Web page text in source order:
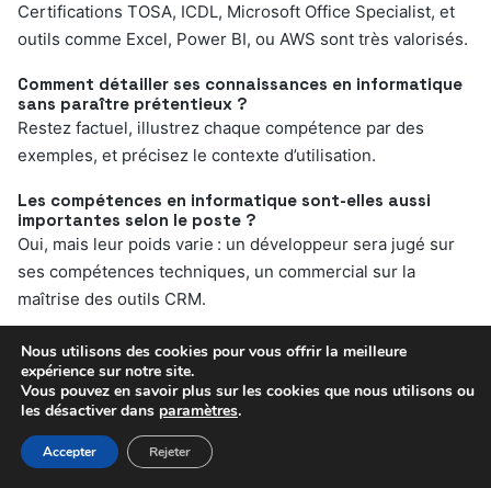
Certifications TOSA, ICDL, Microsoft Office Specialist, et
outils comme Excel, Power BI, ou AWS sont très valorisés.
Comment détailler ses connaissances en informatique
sans paraître prétentieux ?
Restez factuel, illustrez chaque compétence par des
exemples, et précisez le contexte d’utilisation.
Les compétences en informatique sont-elles aussi
importantes selon le poste ?
Oui, mais leur poids varie : un développeur sera jugé sur
ses compétences techniques, un commercial sur la
maîtrise des outils CRM.
Dois-je mentionner mon expérience d’auto-
apprentissage en informatique ?
Absolument, surtout si elle aboutit à des réalisations ou à
une certification. Cela prouve votre motivation et votre
adaptabilité. Pour aller plus loin, lisez
informatique dans les mots fléchés : astuces et solutions
Nous utilisons des cookies pour vous offrir la meilleure
expérience sur notre site.
Vous pouvez en savoir plus sur les cookies que nous utilisons ou
les désactiver dans paramètres.
Accepter Rejeter